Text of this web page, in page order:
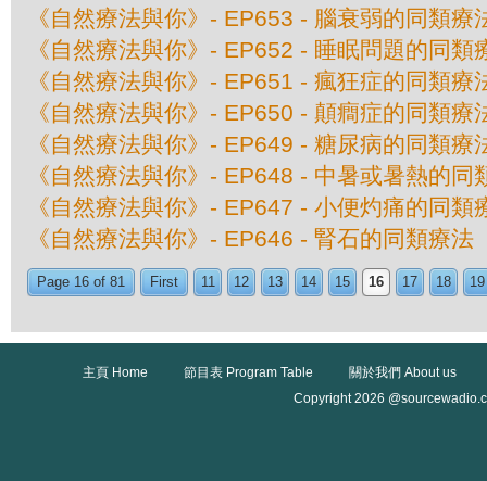
《自然療法與你》- EP653 - 腦衰弱的同類療
《自然療法與你》- EP652 - 睡眠問題的同類
《自然療法與你》- EP651 - 瘋狂症的同類療
《自然療法與你》- EP650 - 顛癎症的同類療
《自然療法與你》- EP649 - 糖尿病的同類療
《自然療法與你》- EP648 - 中暑或暑熱的同
《自然療法與你》- EP647 - 小便灼痛的同類
《自然療法與你》- EP646 - 腎石的同類療法
Page 16 of 81 First 11 12 13 14 15 16 17 18 19
主頁 Home 節目表 Program Table
關於我們 About us
Copyright 2026